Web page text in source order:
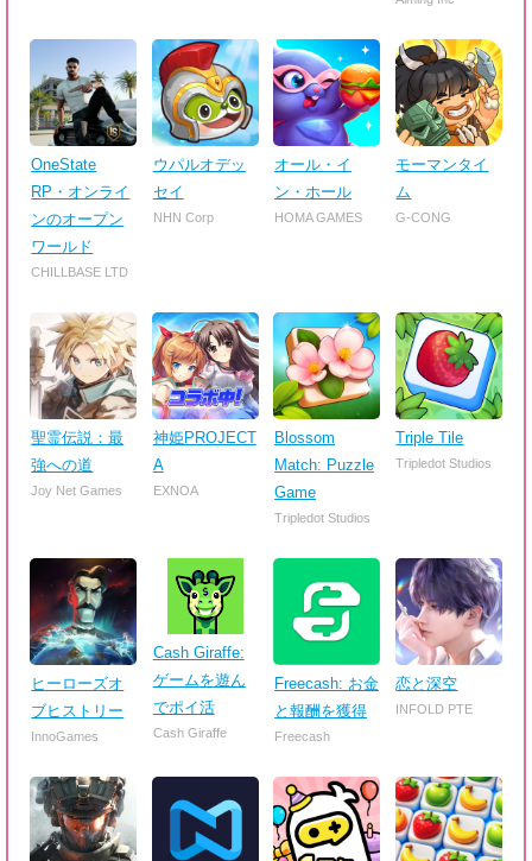
OneState
RP・オンライ
ンのオープン
ワールド
CHILLBASE LTD
ウパルオデッ
セイ
NHN Corp
オール・イ
ン・ホール
HOMA GAMES
モーマンタイ
ム
G-CONG
聖霊伝説：最
強への道
Joy Net Games
神姫PROJECT
A
EXNOA
Blossom
Match: Puzzle
Game
Tripledot Studios
Triple Tile
Tripledot Studios
ヒーローズオ
ブヒストリー
InnoGames
Cash Giraffe:
ゲームを遊ん
でポイ活
Cash Giraffe
Freecash: お金
と報酬を獲得
Freecash
恋と深空
INFOLD PTE